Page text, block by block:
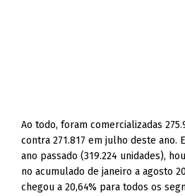
Ao todo, foram comercializadas
contra 271.817 em julho deste ano.
ano passado (319.224 unidades),
no acumulado de janeiro a agosto
chegou a 20,64% para todos os